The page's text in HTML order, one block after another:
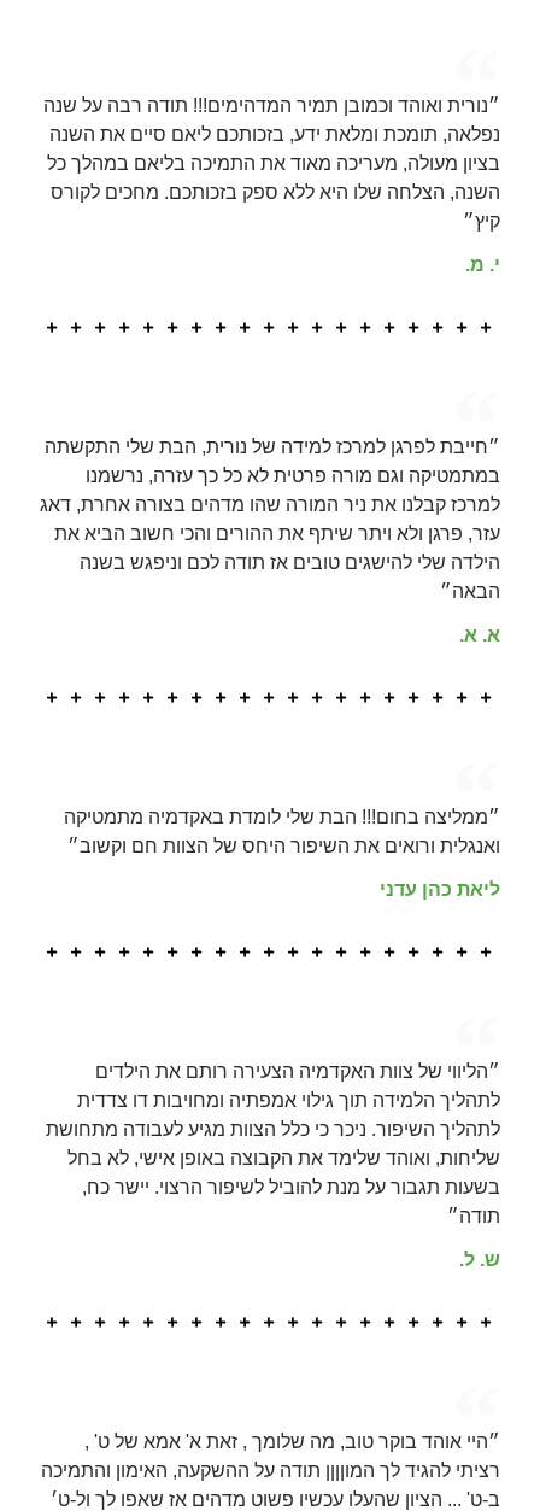
״נורית ואוהד וכמובן תמיר המדהימים!!! תודה רבה על שנה
נפלאה, תומכת ומלאת ידע, בזכותכם ליאם סיים את השנה
בציון מעולה, מעריכה מאוד את התמיכה בליאם במהלך כל
השנה, הצלחה שלו היא ללא ספק בזכותכם. מחכים לקורס
קיץ״
י. מ.
״חייבת לפרגן למרכז למידה של נורית, הבת שלי התקשתה
במתמטיקה וגם מורה פרטית לא כל כך עזרה, נרשמנו
למרכז קבלנו את ניר המורה שהו מדהים בצורה אחרת, דאג
עזר, פרגן ולא ויתר שיתף את ההורים והכי חשוב הביא את
הילדה שלי להישגים טובים אז תודה לכם וניפגש בשנה
הבאה״
א. א.
״ממליצה בחום!!! הבת שלי לומדת באקדמיה מתמטיקה
ואנגלית ורואים את השיפור היחס של הצוות חם וקשוב״
‏ליאת כהן עדני
״הליווי של צוות האקדמיה הצעירה רותם את הילדים
לתהליך הלמידה תוך גילוי אמפתיה ומחויבות דו צדדית
לתהליך השיפור. ניכר כי כלל הצוות מגיע לעבודה מתחושת
שליחות, ואוהד שלימד את הקבוצה באופן אישי, לא בחל
בשעות תגבור על מנת להוביל לשיפור הרצוי. יישר כח,
תודה״
ש. ל.
״היי אוהד בוקר טוב, מה שלומך , זאת א' אמא של ט' ,
רציתי להגיד לך המוןןןן תודה על ההשקעה, האימון והתמיכה
ב-ט' ... הציון שהעלו עכשיו פשוט מדהים אז שאפו לך ול-ט׳